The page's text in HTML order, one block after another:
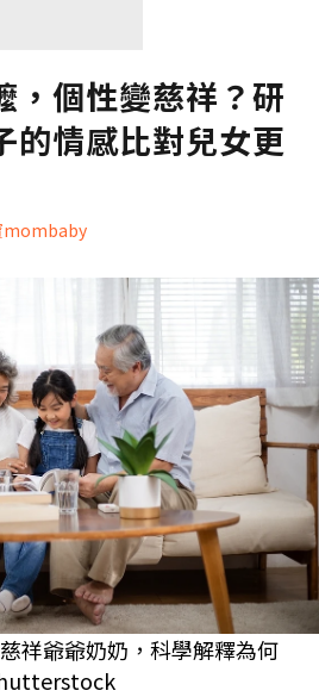
，個性變慈祥？研
的情感比對兒女更
mombaby
祥爺爺奶奶，科學解釋為何